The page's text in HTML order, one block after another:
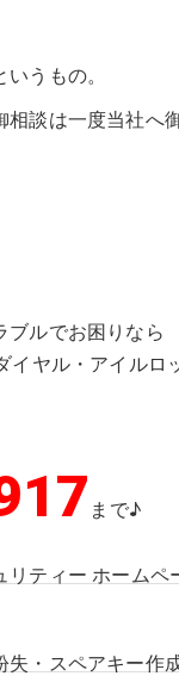
うもの。
談は一度当社へ
ブルでお困りなら
ヤル・アイルロ
まで♪
ティー ホームペ
・スペアキー作